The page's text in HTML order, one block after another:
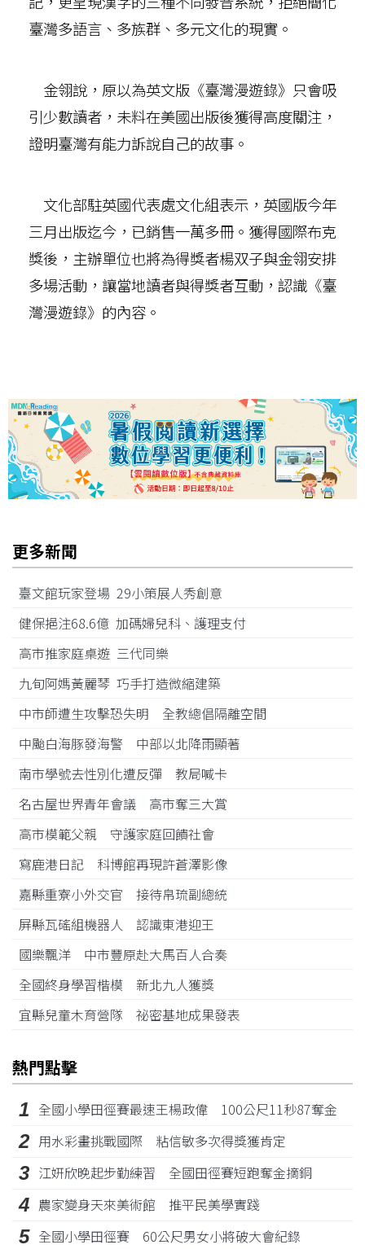
臺灣多語言、多族群、多元文化的現實。
金翎說，原以為英文版《臺灣漫遊錄》只會吸
引少數讀者，未料在美國出版後獲得高度關注，
證明臺灣有能力訴說自己的故事。
文化部駐英國代表處文化組表示，英國版今年
三月出版迄今，已銷售一萬多冊。獲得國際布克
獎後，主辦單位也將為得獎者楊双子與金翎安排
多場活動，讓當地讀者與得獎者互動，認識《臺
灣漫遊錄》的內容。
更多新聞
臺文館玩家登場 29小策展人秀創意
健保挹注68.6億 加碼婦兒科、護理支付
高市推家庭桌遊 三代同樂
九旬阿媽黃麗琴 巧手打造微縮建築
中市師遭生攻擊恐失明 全教總倡隔離空間
中颱白海豚發海警 中部以北降雨顯著
南市學號去性別化遭反彈 教局喊卡
名古屋世界青年會議 高市奪三大賞
高市模範父親 守護家庭回饋社會
寫鹿港日記 科博館再現許蒼澤影像
嘉縣重寮小外交官 接待帛琉副總統
屏縣瓦磘組機器人 認識東港迎王
國樂飄洋 中市豐原赴大馬百人合奏
全國終身學習楷模 新北九人獲獎
宜縣兒童木育營隊 祕密基地成果發表
熱門點擊
1 全國小學田徑賽最速王楊政偉 100公尺11秒87奪金
2 用水彩畫挑戰國際 粘信敏多次得獎獲肯定
3 江姸欣晚起步勤練習 全國田徑賽短跑奪金摘銅
4 農家變身天來美術館 推平民美學實踐
5 全國小學田徑賽 60公尺男女小將破大會紀錄